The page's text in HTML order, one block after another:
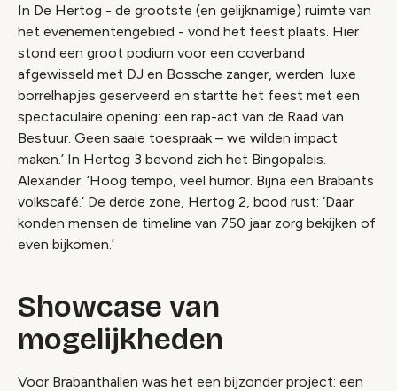
In De Hertog - de grootste (en gelijknamige) ruimte van
het evenementengebied - vond het feest plaats. Hier
stond een groot podium voor een coverband
afgewisseld met DJ en Bossche zanger, werden luxe
borrelhapjes geserveerd en startte het feest met een
spectaculaire opening: een rap-act van de Raad van
Bestuur. Geen saaie toespraak – we wilden impact
maken.’ In Hertog 3 bevond zich het Bingopaleis.
Alexander: ‘Hoog tempo, veel humor. Bijna een Brabants
volkscafé.’ De derde zone, Hertog 2, bood rust: ‘Daar
konden mensen de timeline van 750 jaar zorg bekijken of
even bijkomen.’
Showcase van
mogelijkheden
Voor Brabanthallen was het een bijzonder project: een